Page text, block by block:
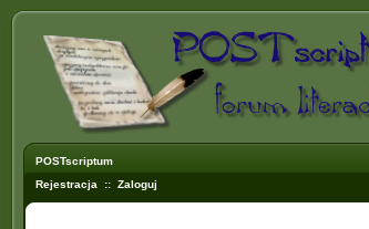
POSTscriptum
Rejestracja :: Zaloguj